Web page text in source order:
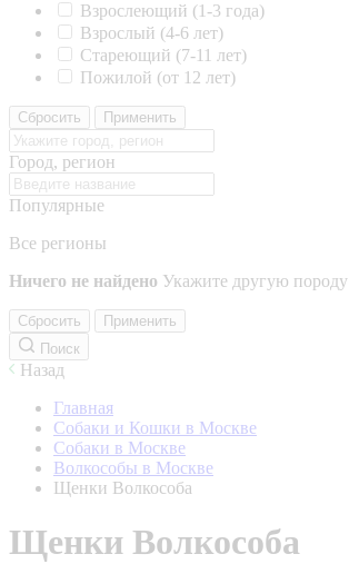
Взрослеющий (1-3 года)
Взрослый (4-6 лет)
Стареющий (7-11 лет)
Пожилой (от 12 лет)
Сбросить Применить
Город, регион
Популярные
Все регионы
Ничего не найдено Укажите другую породу
Сбросить
Применить
Поиск
Назад
Главная
Собаки и Кошки в Москве
Собаки в Москве
Волкособы в Москве
Щенки Волкособа
Щенки Волкособа